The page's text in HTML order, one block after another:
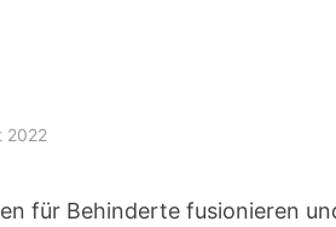
2022
für Behinderte fusionieren